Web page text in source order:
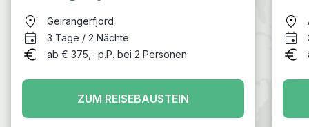
Geirangerfjord
3 Tage / 2 Nächte
ab € 375,- p.P. bei 2 Personen
ZUM REISEBAUSTEIN